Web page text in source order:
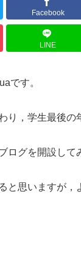
Facebook
LINE
です。
り，学生最後の
ログを開設して
と思いますが，